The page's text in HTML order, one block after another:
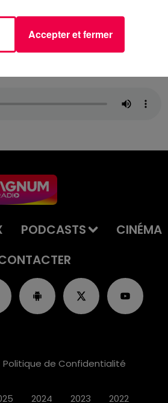
PODCASTS CINÉMA
Politique de Confidentialité
2024 2023 2022
Accepter et fermer